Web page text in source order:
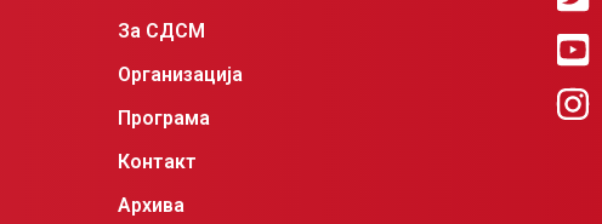
За СДСМ
Организација
Програма
Контакт
Архива